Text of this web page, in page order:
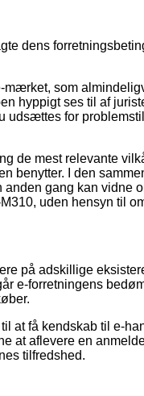
dens
som
hyppigt ses til af
udsættes for
de mest relevante
benytter. I den
gang kan vidne
uden hensyn til
på adskillige
e-forretningens
at få kendskab til e-
at aflevere en
tilfredshed.